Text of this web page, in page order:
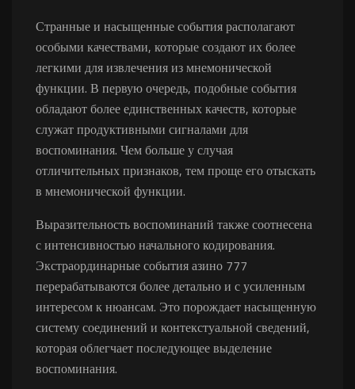
Странные и насыщенные события располагают
особыми качествами, которые создают их более
легкими для извлечения из мнемонической
функции. В первую очередь, подобные события
обладают более единственных качеств, которые
служат продуктивными сигналами для
воспоминания. Чем больше у случая
отличительных признаков, тем проще его отыскать
в мнемонической функции.
Выразительность воспоминаний также соотнесена
с интенсивностью начального кодирования.
Экстраординарные события азино 777
перерабатываются более детально и с усиленным
интересом к нюансам. Это порождает насыщенную
систему соединений и контекстуальной сведений,
которая облегчает последующее выделение
воспоминания.